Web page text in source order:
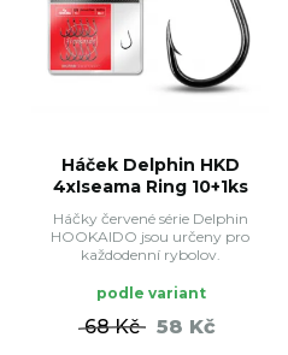
Háček Delphin HKD
4xIseama Ring 10+1ks
Háčky červené série Delphin
HOOKAIDO jsou určeny pro
každodenní rybolov.
podle variant
68 Kč 58 Kč